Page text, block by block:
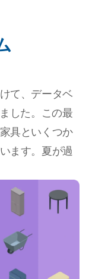
て、データベ
した。この最
具といくつか
ます。夏が過